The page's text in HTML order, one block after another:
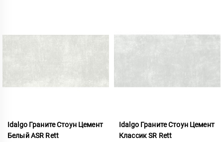
Idalgo Граните Стоун Цемент
Белый ASR Rett
Idalgo Граните Стоун Цемент
Классик SR Rett